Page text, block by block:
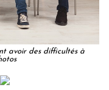
avoir des difficultés à